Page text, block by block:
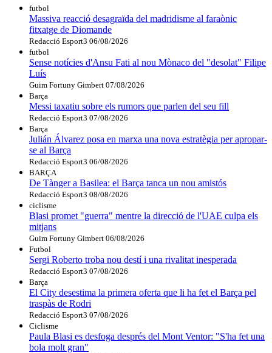
futbol
Massiva reacció desagraïda del madridisme al faraònic
fitxatge de Diomande
Redacció Esport3 06/08/2026
futbol
Sense notícies d'Ansu Fati al nou Mònaco del "desolat" Filipe
Luís
Guim Fortuny Gimbert 07/08/2026
Barça
Messi taxatiu sobre els rumors que parlen del seu fill
Redacció Esport3 07/08/2026
Barça
Julián Álvarez posa en marxa una nova estratègia per apropar-
se al Barça
Redacció Esport3 06/08/2026
BARÇA
De Tànger a Basilea: el Barça tanca un nou amistós
Redacció Esport3 08/08/2026
ciclisme
Blasi promet "guerra" mentre la direcció de l'UAE culpa els
mitjans
Guim Fortuny Gimbert 06/08/2026
Futbol
Sergi Roberto troba nou destí i una rivalitat inesperada
Redacció Esport3 07/08/2026
Barça
El City desestima la primera oferta que li ha fet el Barça pel
traspàs de Rodri
Redacció Esport3 07/08/2026
Ciclisme
Paula Blasi es desfoga després del Mont Ventor: "S'ha fet una
bola molt gran"